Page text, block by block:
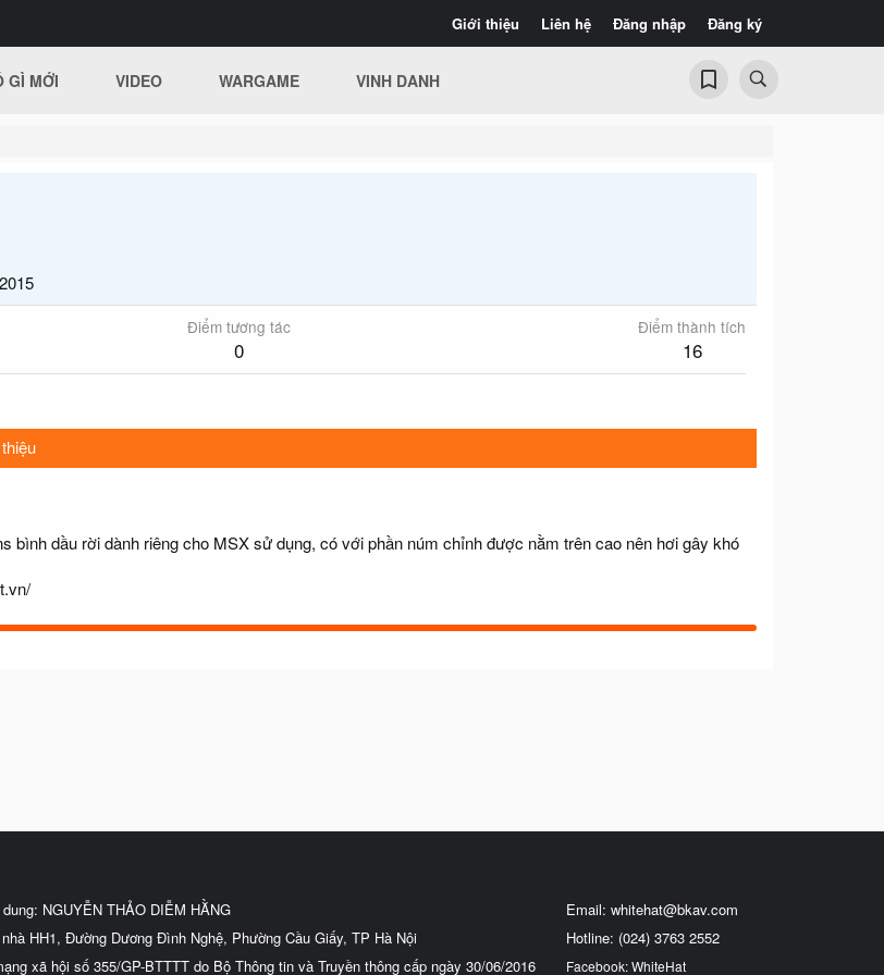
Giới thiệu Liên hệ Đăng nhập Đăng ký
GÌ MỚI VIDEO WARGAME VINH DANH
Điểm tương tác
0
Điểm thành tích
16
bình dầu rời dành riêng cho MSX sử dụng, có với phần núm chỉnh được nằm trên cao nên hơi gây khó
NGUYỄN THẢO DIỄM HẰNG
HH1, Đường Dương Đình Nghệ, Phường Cầu Giấy, TP Hà Nội
xã hội số 355/GP-BTTTT do Bộ Thông tin và Truyền thông cấp ngày 30/06/2016
Email: whitehat@bkav.com
Hotline: (024) 3763 2552
Facebook: WhiteHat